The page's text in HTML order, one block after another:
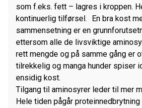
som f.eks. fett – lagres i kroppen.
kontinuerlig tilførsel. En bra kost
sammensetning er en
ettersom alle de livsviktige
rett mengde og på samme gång er
tilrekkelig og manga hunder spiser
ensidig kost.
Tilgang til aminosyrer leder til mer
Hele tiden pågår proteinnedbrytning